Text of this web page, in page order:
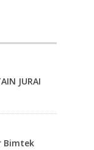
JURAI
Bimtek